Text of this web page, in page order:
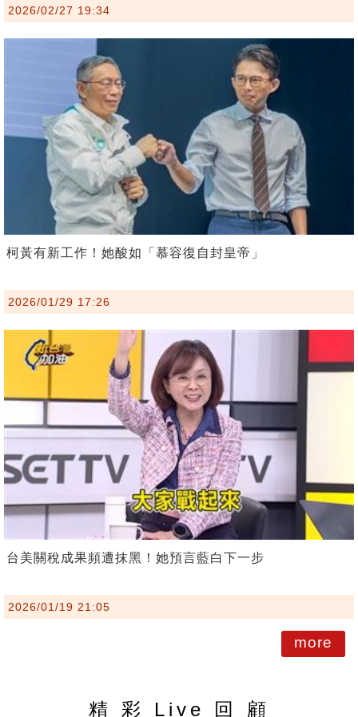
2026/02/27 19:34
柯黃有新工作！她酸如「慕容復自封皇帝」
2026/01/29 17:26
台美關稅成果頻遭抹黑！她預言藍白下一步
2026/01/19 21:05
more
精 彩 Live 回 顧